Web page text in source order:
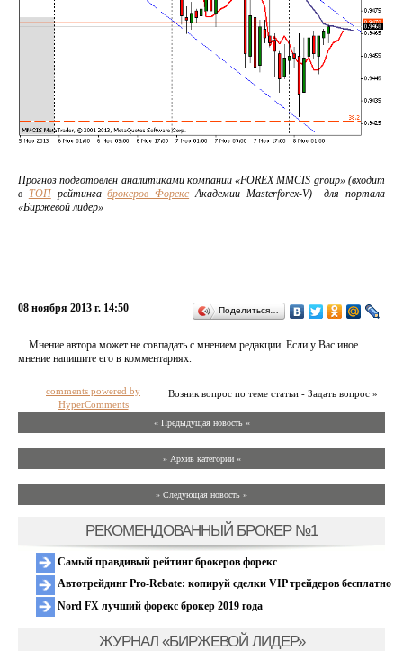
Прогноз подготовлен аналитиками компании «FOREX MMCIS group» (входит
в ТОПрейтингаброкеров Форекс Академии Masterforex-V) для портала
«Биржевой лидер»
08 ноября 2013 г. 14:50 Поделиться…
Мнение автора может не совпадать с мнением редакции. Если у Вас иное
мнение напишите его в комментариях.
Возник вопрос по теме статьи - Задать вопрос »
comments powered by
HyperComments
« Предыдущая новость «
» Архив категории «
» Следующая новость »
РЕКОМЕНДОВАННЫЙ БРОКЕР №1
Самый правдивый рейтинг брокеров форекс
Автотрейдинг Pro-Rebate: копируй сделки VIP трейдеров бесплатно
Nord FX лучший форекс брокер 2019 года
ЖУРНАЛ «БИРЖЕВОЙ ЛИДЕР»